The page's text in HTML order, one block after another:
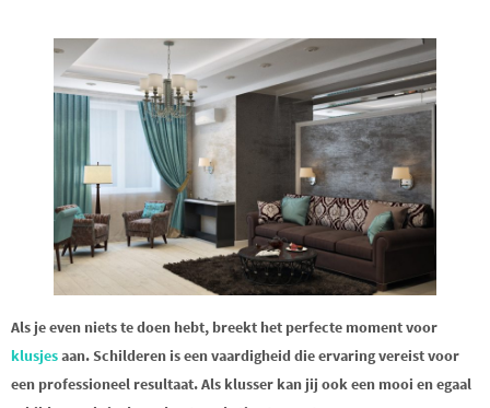
Als je even niets te doen hebt, breekt het perfecte moment voor
klusjesaan. Schilderen is een vaardigheid die ervaring vereist voor
een professioneel resultaat. Als klusser kan jij ook een mooi en egaal